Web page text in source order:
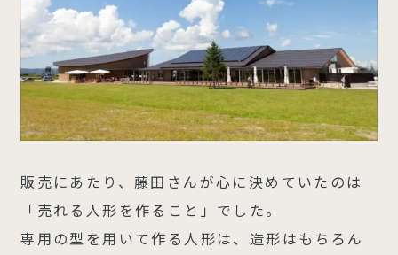
販売にあたり、藤田さんが心に決めていたのは
「売れる人形を作ること」でした。
専用の型を用いて作る人形は、造形はもちろん